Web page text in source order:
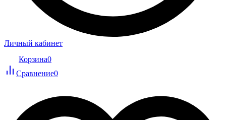
Личный кабинет
Корзина0
Сравнение0